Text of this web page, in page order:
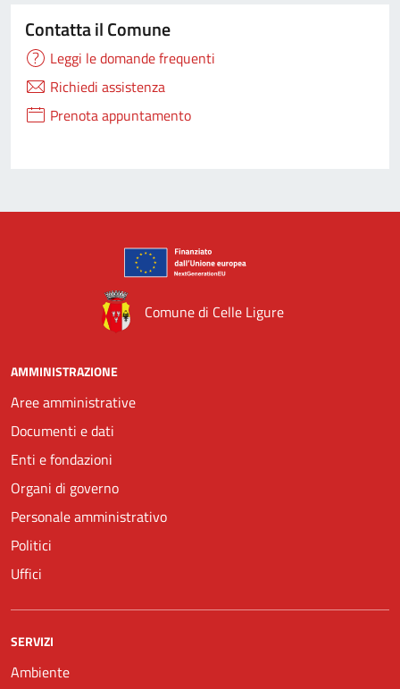
Contatta il Comune
Leggi le domande frequenti
Richiedi assistenza
Prenota appuntamento
Comune di Celle Ligure
AMMINISTRAZIONE
Aree amministrative
Documenti e dati
Enti e fondazioni
Organi di governo
Personale amministrativo
Politici
Uffici
SERVIZI
Ambiente